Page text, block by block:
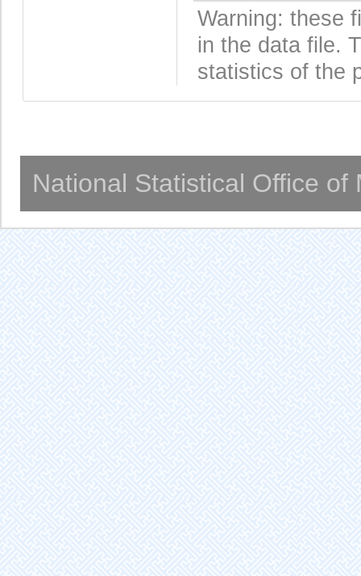
Warning: these
in the data file.
statistics of the
National Statistical Office of